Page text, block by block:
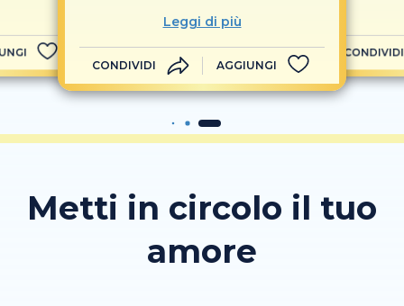
Leggi di più
CONDIVIDI AGGIUNGI
CONDIVIDI
Metti in circolo il tuo
amore